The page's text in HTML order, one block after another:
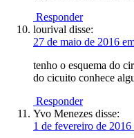
Responder
lourival disse:
27 de maio de 2016
tenho o esquema do
do cicuito conhece
Responder
Yvo Menezes disse:
1 de fevereiro de